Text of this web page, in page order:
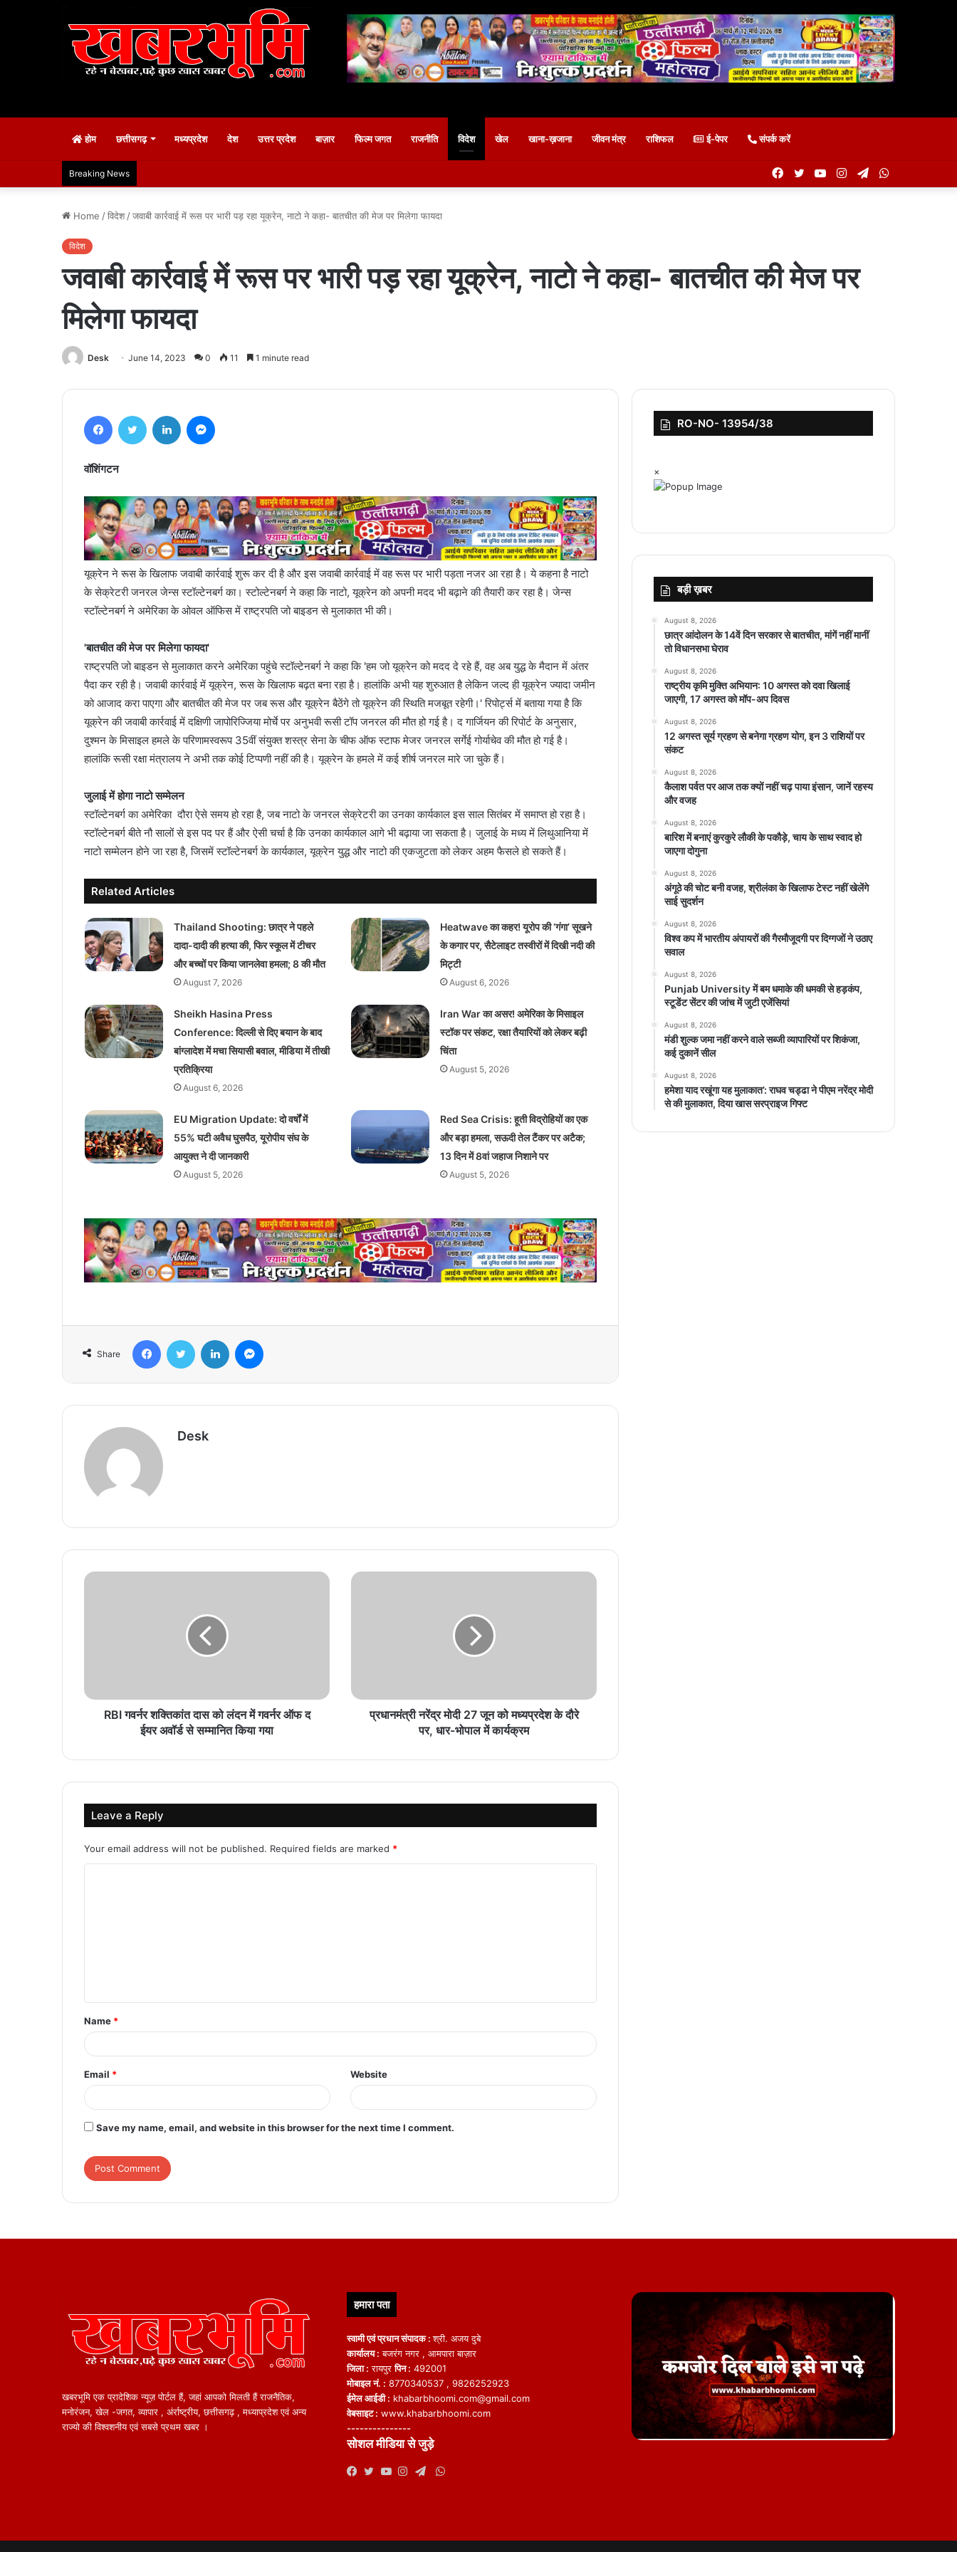
होम छत्तीसगढ़ मध्यप्रदेश देश उत्तर प्रदेश बाज़ार फिल्म जगत राजनीति विदेश खेल खाना-ख़जाना जीवन मंत्र राशिफल ई-पेपर संपर्क करें
Breaking News Telegram
Instagram
YouTube
Twitter
Facebook
Home /विदेश /जवाबी कार्रवाई में रूस पर भारी पड़ रहा यूक्रेन, नाटो ने कहा- बातचीत की मेज पर मिलेगा फायदा
विदेश
जवाबी कार्रवाई में रूस पर भारी पड़ रहा यूक्रेन, नाटो ने कहा- बातचीत की मेज पर
मिलेगा फायदा
Desk June 14, 2023 0 11 1 minute read
वॉशिंगटन
यूक्रेन ने रूस के खिलाफ जवाबी कार्रवाई शुरू कर दी है और इस जवाबी कार्रवाई में वह रूस पर भारी पड़ता नजर आ रहा है। ये कहना है नाटो
के सेक्रेटरी जनरल जेन्स स्टॉल्टेनबर्ग का। स्टोल्टेनबर्ग ने कहा कि नाटो, यूक्रेन को अपनी मदद भी बढ़ाने की तैयारी कर रहा है। जेन्स
स्टॉल्टेनबर्ग ने अमेरिका के ओवल ऑफिस में राष्ट्रपति जो बाइडन से मुलाकात भी की।
'बातचीत की मेज पर मिलेगा फायदा'
राष्ट्रपति जो बाइडन से मुलाकात करने अमेरिका पहुंचे स्टॉल्टेनबर्ग ने कहा कि 'हम जो यूक्रेन को मदद दे रहे हैं, वह अब युद्ध के मैदान में अंतर
पैदा कर रही है। जवाबी कार्रवाई में यूक्रेन, रूस के खिलाफ बढ़त बना रहा है। हालांकि अभी यह शुरुआत है लेकिन जल्द ही यूक्रेन ज्यादा जमीन
को आजाद करा पाएगा और बातचीत की मेज पर जब रूस और यूक्रेन बैठेंगे तो यूक्रेन की स्थिति मजबूत रहेगी।' रिपोर्ट्स में बताया गया है कि
यूक्रेन की जवाबी कार्रवाई में दक्षिणी जापोरिज्जिया मोर्चे पर अनुभवी रूसी टॉप जनरल की मौत हो गई है। द गार्जियन की रिपोर्ट के अनुसार,
दुश्मन के मिसाइल हमले के परिणामस्वरूप 35वीं संयुक्त शस्त्र सेना के चीफ ऑफ स्टाफ मेजर जनरल सर्गेई गोर्याचेव की मौत हो गई है।
हालांकि रूसी रक्षा मंत्रालय ने अभी तक कोई टिप्पणी नहीं की है। यूक्रेन के हमले में कई शीर्ष जनरल मारे जा चुके हैं।
जुलाई में होगा नाटो सम्मेलन
स्टॉल्टेनबर्ग का अमेरिका दौरा ऐसे समय हो रहा है, जब नाटो के जनरल सेक्रेटरी का उनका कार्यकाल इस साल सितंबर में समाप्त हो रहा है।
स्टॉल्टेनबर्ग बीते नौ सालों से इस पद पर हैं और ऐसी चर्चा है कि उनका कार्यकाल आगे भी बढ़ाया जा सकता है। जुलाई के मध्य में लिथुआनिया में
नाटो सम्मेलन होने जा रहा है, जिसमें स्टॉल्टेनबर्ग के कार्यकाल, यूक्रेन युद्ध और नाटो की एकजुटता को लेकर अहम फैसले हो सकते हैं।
Related Articles
Thailand Shooting: छात्र ने पहले
दादा-दादी की हत्या की, फिर स्कूल में टीचर
और बच्चों पर किया जानलेवा हमला; 8 की मौत
August 7, 2026
Heatwave का कहर! यूरोप की ‘गंगा’ सूखने
के कगार पर, सैटेलाइट तस्वीरों में दिखी नदी की
मिट्टी
August 6, 2026
Sheikh Hasina Press
Conference: दिल्ली से दिए बयान के बाद
बांग्लादेश में मचा सियासी बवाल, मीडिया में तीखी
प्रतिक्रिया
August 6, 2026
Iran War का असर! अमेरिका के मिसाइल
स्टॉक पर संकट, रक्षा तैयारियों को लेकर बढ़ी
चिंता
August 5, 2026
EU Migration Update: दो वर्षों में
55% घटी अवैध घुसपैठ, यूरोपीय संघ के
आयुक्त ने दी जानकारी
August 5, 2026
Red Sea Crisis: हूती विद्रोहियों का एक
और बड़ा हमला, सऊदी तेल टैंकर पर अटैक;
13 दिन में 8वां जहाज निशाने पर
August 5, 2026
Share
Desk
RBI गवर्नर शक्तिकांत दास को लंदन में गवर्नर ऑफ द
ईयर अवॉर्ड से सम्मानित किया गया
प्रधानमंत्री नरेंद्र मोदी 27 जून को मध्यप्रदेश के दौरे
पर, धार-भोपाल में कार्यक्रम
Leave a Reply
Your email address will not be published. Required fields are marked *
t
*
Name *
Email * Website
Save my name, email, and website in this browser for the next time I comment.
RO-NO- 13954/38
×
बड़ी ख़बर
August 8, 2026
छात्र आंदोलन के 14वें दिन सरकार से बातचीत, मांगें नहीं मानीं
तो विधानसभा घेराव
August 8, 2026
राष्ट्रीय कृमि मुक्ति अभियान: 10 अगस्त को दवा खिलाई
जाएगी, 17 अगस्त को मॉप-अप दिवस
August 8, 2026
12 अगस्त सूर्य ग्रहण से बनेगा ग्रहण योग, इन 3 राशियों पर
संकट
August 8, 2026
कैलाश पर्वत पर आज तक क्यों नहीं चढ़ पाया इंसान, जानें रहस्य
और वजह
August 8, 2026
बारिश में बनाएं कुरकुरे लौकी के पकौड़े, चाय के साथ स्वाद हो
जाएगा दोगुना
August 8, 2026
अंगूठे की चोट बनी वजह, श्रीलंका के खिलाफ टेस्ट नहीं खेलेंगे
साई सुदर्शन
August 8, 2026
विश्व कप में भारतीय अंपायरों की गैरमौजूदगी पर दिग्गजों ने उठाए
सवाल
August 8, 2026
Punjab University में बम धमाके की धमकी से हड़कंप,
स्टूडेंट सेंटर की जांच में जुटी एजेंसियां
August 8, 2026
मंडी शुल्क जमा नहीं करने वाले सब्जी व्यापारियों पर शिकंजा,
कई दुकानें सील
August 8, 2026
हमेशा याद रखूंगा यह मुलाकात’: राघव चड्ढा ने पीएम नरेंद्र मोदी
से की मुलाकात, दिया खास सरप्राइज गिफ्ट
खबरभूमि एक प्रादेशिक न्यूज़ पोर्टल हैं, जहां आपको मिलती हैं राजनैतिक,
मनोरंजन, खेल -जगत, व्यापार , अंर्राष्ट्रीय, छत्तीसगढ़ , मध्याप्रदेश एवं अन्य
राज्यो की विश्वशनीय एवं सबसे प्रथम खबर ।
हमारा पता
स्वामी एवं प्रधान संपादक :श्री. अजय दुबे
कार्यालय : बजरंग नगर , आमपारा बाज़ार
जिला : रायपुरपिन : 492001
मोबाइल नं. : 8770340537 , 9826252923
ईमेल आईडी : khabarbhoomi.com@gmail.com
वेबसाइट : www.khabarbhoomi.com
---------------
सोशल मीडिया से जुड़े